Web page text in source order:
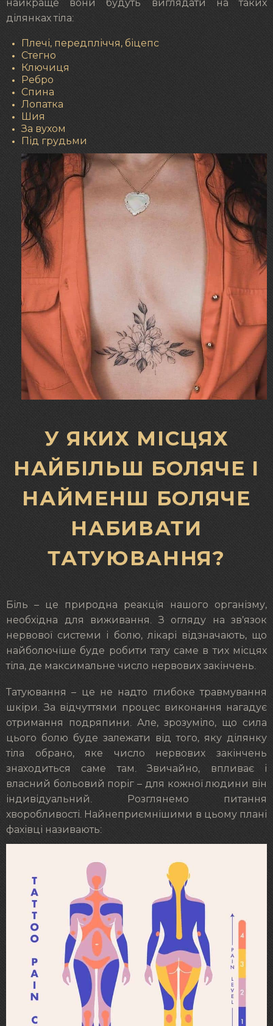
найкраще вони будуть виглядати на таких
ділянках тіла:
Плечі, передпліччя, біцепс
Стегно
Ключиця
Ребро
Спина
Лопатка
Шия
За вухом
Під грудьми
У ЯКИХ МІСЦЯХ
НАЙБІЛЬШ БОЛЯЧЕ І
НАЙМЕНШ БОЛЯЧЕ
НАБИВАТИ
ТАТУЮВАННЯ?
Біль – це природна реакція нашого організму,
необхідна для виживання. З огляду на зв’язок
нервової системи і болю, лікарі відзначають, що
найболючіше буде робити тату саме в тих місцях
тіла, де максимальне число нервових закінчень.
Татуювання – це не надто глибоке травмування
шкіри. За відчуттями процес виконання нагадує
отримання подряпини. Але, зрозуміло, що сила
цього болю буде залежати від того, яку ділянку
тіла обрано, яке число нервових закінчень
знаходиться саме там. Звичайно, впливає і
власний больовий поріг – для кожної людини він
індивідуальний. Розглянемо питання
хворобливості. Найнеприємнішими в цьому плані
фахівці називають: